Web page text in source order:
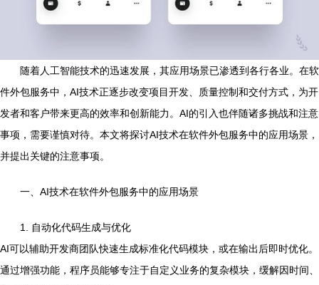
随着人工智能技术的迅速发展，其应用场景已渗透到各行各业。在软
件外包服务中，AI技术正逐步改变项目开发、质量控制和交付方式，为开
发者和客户带来更高的效率和创新能力。AI的引入也伴随诸多挑战和注意
事项，需要谨慎对待。本文将探讨AI技术在软件外包服务中的应用场景，
并提出关键的注意事项。
一、AI技术在软件外包服务中的应用场景
1. 自动化代码生成与优化
AI可以辅助开发商团队快速生成标准化代码模块，或在输出后即时优化。
通过增强功能，程序员能够专注于自定义业务的复杂模块，缓解因时间、